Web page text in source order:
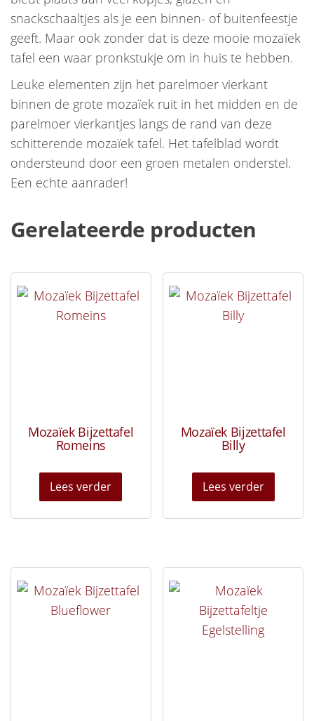
snackschaaltjes als je een binnen- of buitenfeestje
geeft. Maar ook zonder dat is deze mooie mozaïek
tafel een waar pronkstukje om in huis te hebben.
Leuke elementen zijn het parelmoer vierkant
binnen de grote mozaïek ruit in het midden en de
parelmoer vierkantjes langs de rand van deze
schitterende mozaïek tafel. Het tafelblad wordt
ondersteund door een groen metalen onderstel.
Een echte aanrader!
Gerelateerde producten
Mozaïek Bijzettafel
Romeins
Lees verder
Mozaïek Bijzettafel
Billy
Lees verder